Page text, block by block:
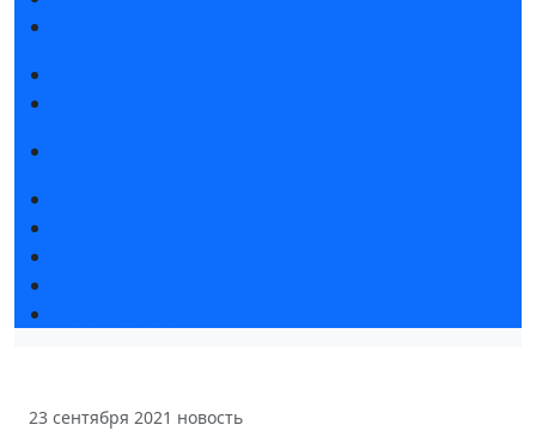
23 сентября 2021 новость